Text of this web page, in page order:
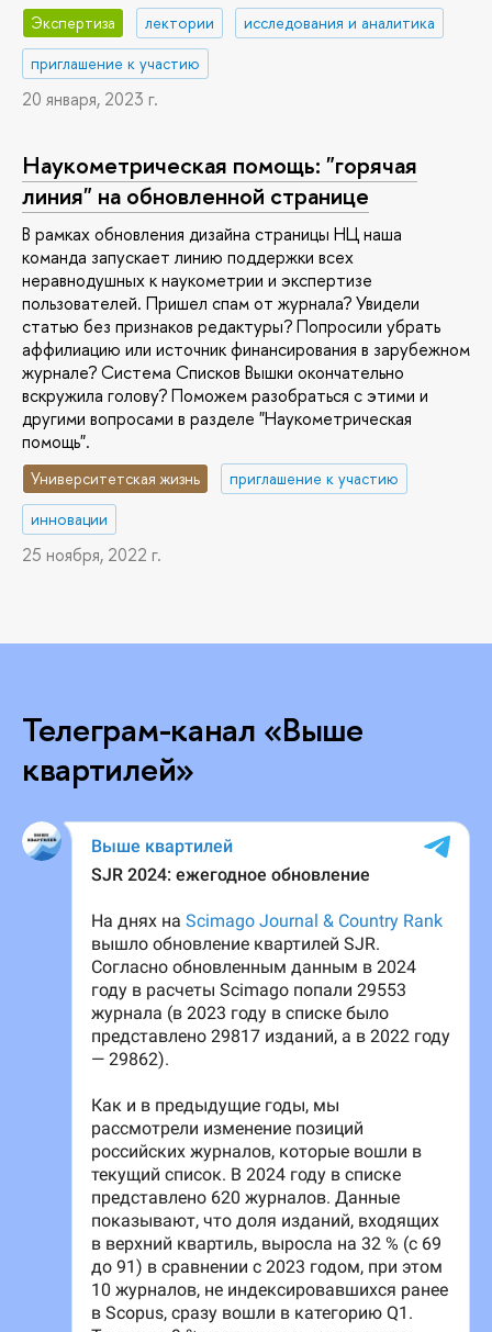
Экспертиза лектории
исследования и аналитика
приглашение к участию
20 января, 2023 г.
Наукометрическая помощь: "горячая
линия" на обновленной странице
В рамках обновления дизайна страницы НЦ наша
команда запускает линию поддержки всех
неравнодушных к наукометрии и экспертизе
пользователей. Пришел спам от журнала? Увидели
статью без признаков редактуры? Попросили убрать
аффилиацию или источник финансирования в зарубежном
журнале? Cистема Списков Вышки окончательно
вскружила голову? Поможем разобраться с этими и
другими вопросами в разделе "Наукометрическая
помощь".
Университетская жизнь
приглашение к участию
инновации
25 ноября, 2022 г.
Телеграм-канал «Выше
квартилей»